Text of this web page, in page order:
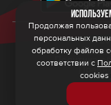
©
Политика
Продолжая
персональных
обработку файлов
соответствии с
cookies